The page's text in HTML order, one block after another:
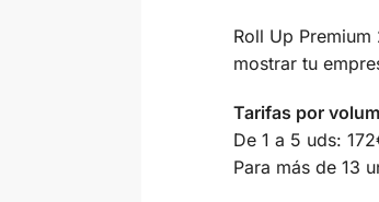
Roll Up
mostrar tu
Tarifas por
De 1 a 5 uds:
Para más de 13